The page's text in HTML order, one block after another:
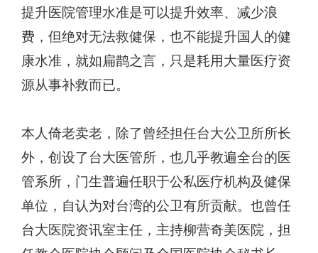
提升医院管理水准是可以提升效率、减少浪
费，但绝对无法救健保，也不能提升国人的健
康水准，就如扁鹊之言，只是耗用大量医疗资
源从事补救而已。
本人倚老卖老，除了曾经担任台大公卫所所长
外，创设了台大医管所，也几乎教遍全台的医
管系所，门生普遍任职于公私医疗机构及健保
单位，自认为对台湾的公卫有所贡献。也曾任
台大医院资讯室主任，主持柳营奇美医院，担